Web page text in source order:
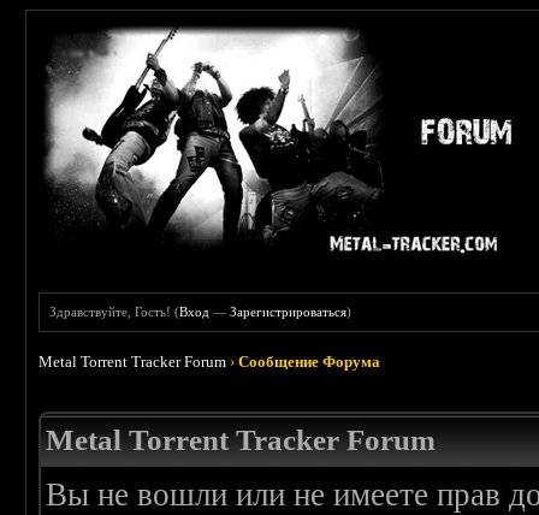
Здравствуйте, Гость! (Вход —Зарегистрироваться)
Metal Torrent Tracker Forum ›Сообщение Форума
Metal Torrent Tracker Forum
Вы не вошли или не имеете прав